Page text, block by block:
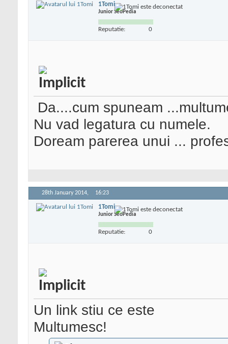
1Tomi
Junior SeoPedia
Reputatie: 0
Da....cum spuneam
Nu vad legatura cu numele.
Doream parerea unui ...
28th January 2014, 16:23
1Tomi
Junior SeoPedia
Reputatie: 0
Un link stiu ce este
Multumesc!